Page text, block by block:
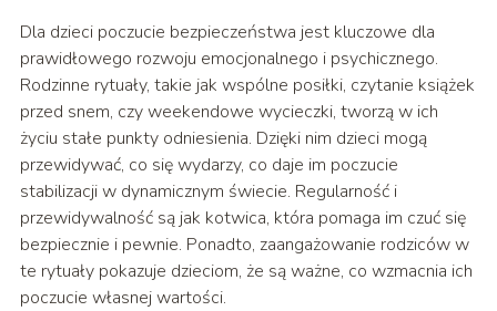
Dla dzieci poczucie bezpieczeństwa jest kluczowe dla
prawidłowego rozwoju emocjonalnego i psychicznego.
Rodzinne rytuały, takie jak wspólne posiłki, czytanie książek
przed snem, czy weekendowe wycieczki, tworzą w ich
życiu stałe punkty odniesienia. Dzięki nim dzieci mogą
przewidywać, co się wydarzy, co daje im poczucie
stabilizacji w dynamicznym świecie. Regularność i
przewidywalność są jak kotwica, która pomaga im czuć się
bezpiecznie i pewnie. Ponadto, zaangażowanie rodziców w
te rytuały pokazuje dzieciom, że są ważne, co wzmacnia ich
poczucie własnej wartości.